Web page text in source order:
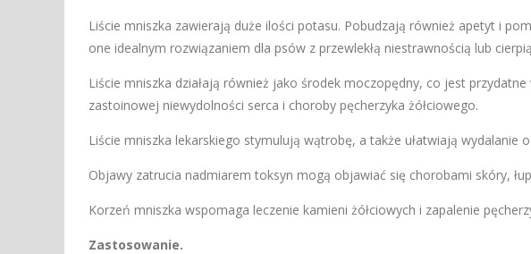
Liście mniszka zawierają duże ilości potasu. Pobudzają również apetyt i
one idealnym rozwiązaniem dla psów z przewlekłą niestrawnością lub
Liście mniszka działają również jako środek moczopędny, co jest
zastoinowej niewydolności serca i choroby pęcherzyka żółciowego.
Liście mniszka lekarskiego stymulują wątrobę, a także ułatwiają wydalanie
Objawy zatrucia nadmiarem toksyn mogą objawiać się chorobami skóry,
Korzeń mniszka wspomaga leczenie kamieni żółciowych i zapalenie
Zastosowanie.